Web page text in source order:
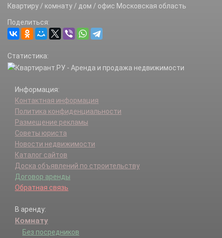
Квартиру / комнату / дом / офис Московская область
Поделиться:
Статистика:
Информация:
Контактная информация
Политика конфиденциальности
Размещение рекламы
Советы юриста
Новости недвижимости
Каталог сайтов
Доска объявлений по строительству
Договор аренды
Обратная связь
В аренду:
Комнату
Без посредников